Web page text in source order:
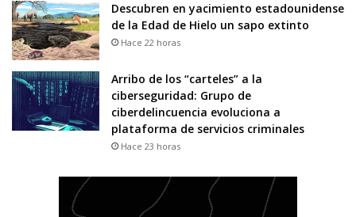
Descubren en yacimiento estadounidense
de la Edad de Hielo un sapo extinto
Hace 22 horas
Arribo de los “carteles” a la
ciberseguridad: Grupo de
ciberdelincuencia evoluciona a
plataforma de servicios criminales
Hace 23 horas